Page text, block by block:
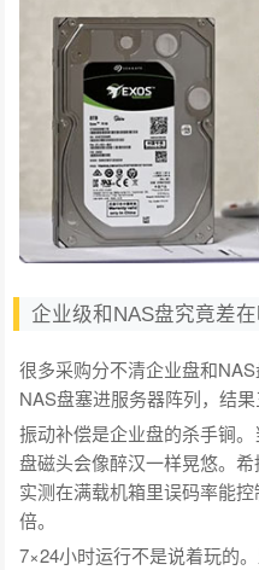
企业级和NAS盘究竟差在
很多采购分不清企业盘和
NAS盘塞进服务器阵列，结果
振动补偿是企业盘的杀手锏
盘磁头会像醉汉一样晃悠。希
实测在满载机箱里误码率能
倍。
7×24小时运行不是说着玩的